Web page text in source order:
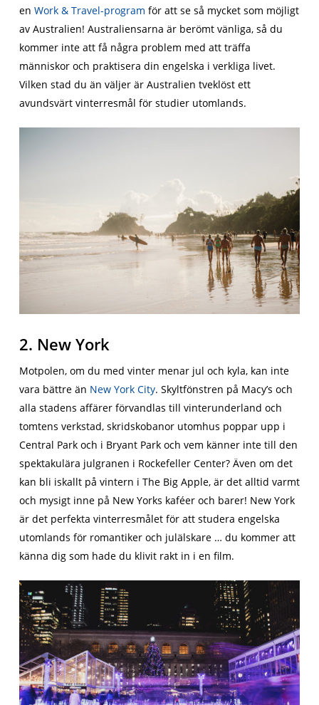
en Work & Travel-program för att se så mycket som möjligt
av Australien! Australiensarna är berömt vänliga, så du
kommer inte att få några problem med att träffa
människor och praktisera din engelska i verkliga livet.
Vilken stad du än väljer är Australien tveklöst ett
avundsvärt vinterresmål för studier utomlands.
2. New York
Motpolen, om du med vinter menar jul och kyla, kan inte
vara bättre än New York City. Skyltfönstren på Macy’s och
alla stadens affärer förvandlas till vinterunderland och
tomtens verkstad, skridskobanor utomhus poppar upp i
Central Park och i Bryant Park och vem känner inte till den
spektakulära julgranen i Rockefeller Center? Även om det
kan bli iskallt på vintern i The Big Apple, är det alltid varmt
och mysigt inne på New Yorks kaféer och barer! New York
är det perfekta vinterresmålet för att studera engelska
utomlands för romantiker och julälskare … du kommer att
känna dig som hade du klivit rakt in i en film.